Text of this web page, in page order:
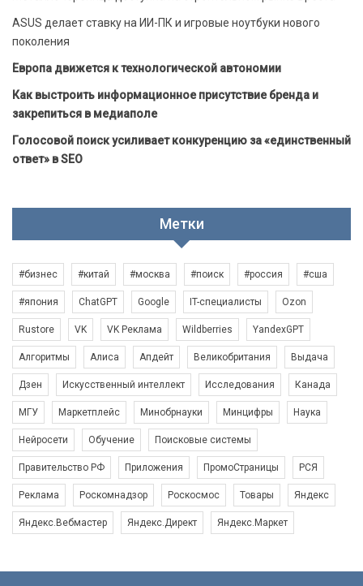
ASUS делает ставку на ИИ-ПК и игровые ноутбуки нового
поколения
Европа движется к технологической автономии
Как выстроить информационное присутствие бренда и
закрепиться в медиаполе
Голосовой поиск усиливает конкуренцию за «единственный
ответ» в SEO
Метки
#бизнес #китай #москва #поиск #россия #сша
#япония ChatGPT Google IT-специалисты Ozon
Rustore VK VK Реклама Wildberries YandexGPT
Алгоритмы Алиса Апдейт Великобритания Выдача
Дзен Искусственный интеллект Исследования Канада
МГУ Маркетплейс Минобрнауки Минцифры Наука
Нейросети Обучение Поисковые системы
Правительство РФ Приложения ПромоСтраницы РСЯ
Реклама Роскомнадзор Роскосмос Товары Яндекс
Яндекс.Вебмастер Яндекс.Директ Яндекс.Маркет